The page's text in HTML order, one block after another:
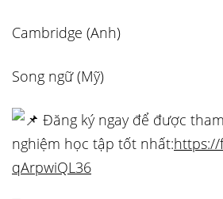
Cambridge (Anh)
Song ngữ (Mỹ)
Đăng ký ngay để được
nghiệm học tập tốt nhất:https://
qArpwiQL36